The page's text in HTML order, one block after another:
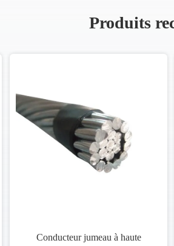
Produits
Conducteur jumeau à haute